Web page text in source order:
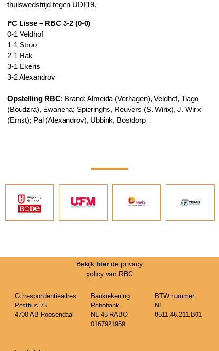
thuiswedstrijd tegen UDI’19.
FC Lisse – RBC 3-2 (0-0)
0-1 Veldhof
1-1 Stroo
2-1 Hak
3-1 Ekeris
3-2 Alexandrov
Opstelling RBC: Brand; Almeida (Verhagen), Veldhof, Tiago
(Boudzra), Ewanena; Spieringhs, Reuvers (S. Wirix), J. Wirix
(Ernst); Pal (Alexandrov), Ubbink, Bostdorp
Bekijk hier de privacy
policy van RBC
Correspondentieadres
Postbus 75
4700 AB Roosendaal
Bankrekening
Rabobank
NL 45 RABO
0167921959
BTW nummer
NL
8511.46.211.B01